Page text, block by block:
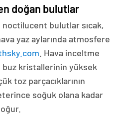
doğan bulutlar
bulutlar sıcak,
yaz aylarında atmosfere
. Hava inceltme
kristallerinin yüksek
toz parçacıklarının
soğuk olana kadar